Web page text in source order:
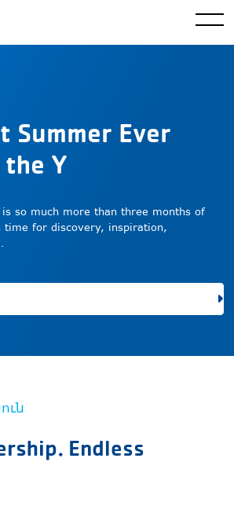
Summer Ever
Y
so much more than three months of
time for discovery, inspiration,
Endless